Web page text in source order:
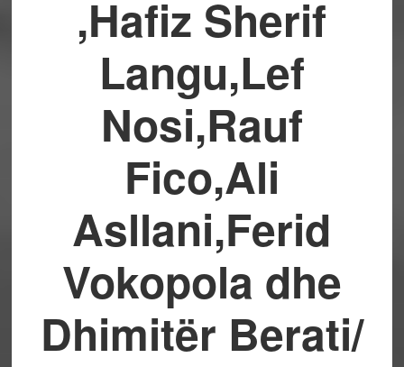
,Hafiz Sherif
Langu,Lef
Nosi,Rauf
Fico,Ali
Asllani,Ferid
Vokopola dhe
Dhimitër Berati/